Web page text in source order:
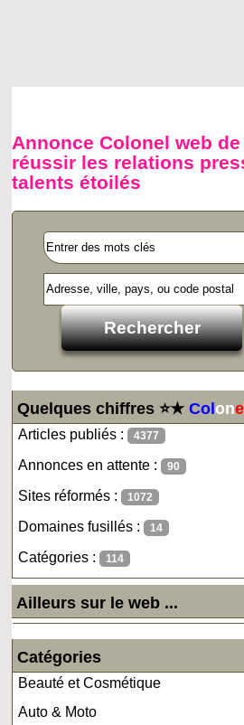
Annonce Colonel web
réussir les relations
talents étoilés
Quelques chiffres ⭐★Colon
Articles publiés : 4377
Annonces en attente : 90
Sites réformés : 1072
Domaines fusillés : 14
Catégories : 114
Ailleurs sur le web ...
Catégories
Beauté et Cosmétique
Auto & Moto